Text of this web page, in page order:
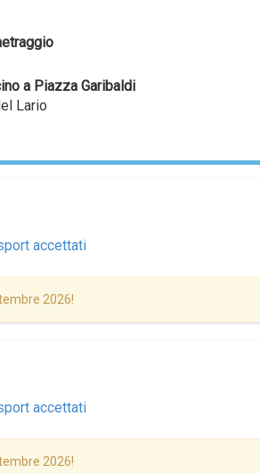
a Piazza Garibaldi
Lario
accettati
2026!
accettati
2026!